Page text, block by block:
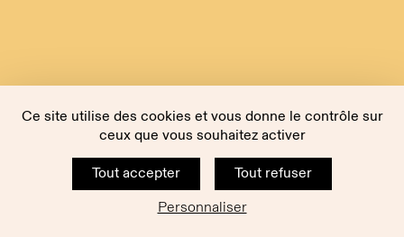
Ce site utilise des cookies et vous donne le contrôle sur
ceux que vous souhaitez activer
Tout accepter
Tout refuser
Personnaliser